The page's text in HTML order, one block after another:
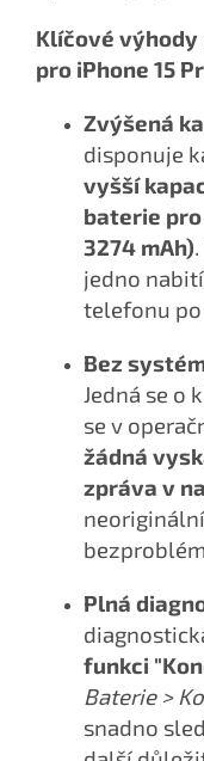
Klíčové
pro iPhone 15
Zvýšená
disponuje
vyšší
baterie pro
3274 mAh)
jedno
telefonu po
Bez
Jedná se o
se v
žádná
zpráva v
Plná
funkci
Baterie >
snadno